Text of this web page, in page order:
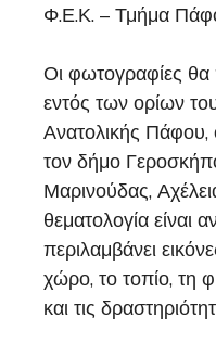
Φ.Ε.Κ. – Τμήμα
Οι φωτογραφίες θα
εντός των ορίων
Ανατολικής Πάφου,
τον δήμο
Μαρινούδας,
θεματολογία είναι
περιλαμβάνει
χώρο, το τοπίο, τη
και τις